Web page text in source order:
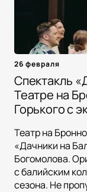
26 февраля
Спектакль
Театре на
Горького с
Театр на
«Дачники на
Богомолова.
с балийским
сезона. Не